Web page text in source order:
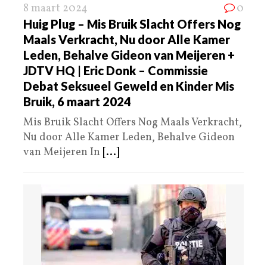
8 maart 2024 0
Huig Plug – Mis Bruik Slacht Offers Nog
Maals Verkracht, Nu door Alle Kamer
Leden, Behalve Gideon van Meijeren +
JDTV HQ | Eric Donk – Commissie
Debat Seksueel Geweld en Kinder Mis
Bruik, 6 maart 2024
Mis Bruik Slacht Offers Nog Maals Verkracht,
Nu door Alle Kamer Leden, Behalve Gideon
van Meijeren In [...]